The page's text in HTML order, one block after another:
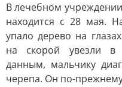
В лечебном
находится с 28 мая.
упало дерево на
на скорой увезли
данным, мальчику
черепа. Он по-